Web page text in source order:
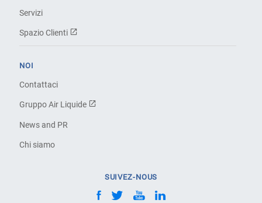
Servizi
Spazio Clienti
NOI
Contattaci
Gruppo Air Liquide
News and PR
Chi siamo
SUIVEZ-NOUS